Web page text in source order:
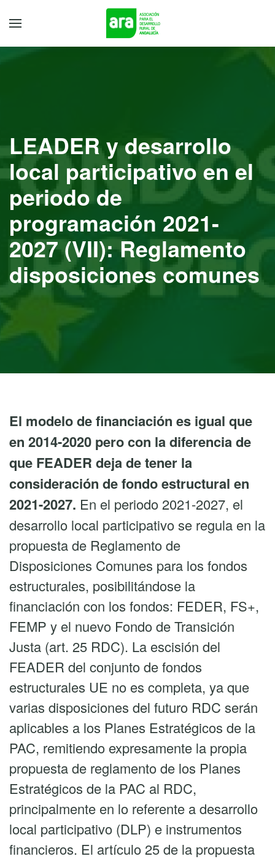
LEADER y desarrollo
local participativo en el
periodo de
programación 2021-
2027 (VII): Reglamento
disposiciones comunes
El modelo de financiación es igual que
en 2014-2020 pero con la diferenciade
que FEADER deja de tener la
consideración de fondo estructural en
2021-2027. En el periodo 2021-2027, el
desarrollo local participativo se regula en la
propuesta de Reglamento de
Disposiciones Comunes para los fondos
estructurales, posibilitándose la
financiación con los fondos: FEDER, FS+,
FEMP y el nuevo Fondo de Transición
Justa (art. 25 RDC). La escisión del
FEADER del conjunto de fondos
estructurales UE no es completa, ya que
varias disposiciones del futuro RDC serán
aplicables a los Planes Estratégicos de la
PAC, remitiendo expresamente la propia
propuesta de reglamento de los Planes
Estratégicos de la PAC al RDC,
principalmente en lo referente a desarrollo
local participativo (DLP) e instrumentos
financieros. El artículo 25 de la propuesta